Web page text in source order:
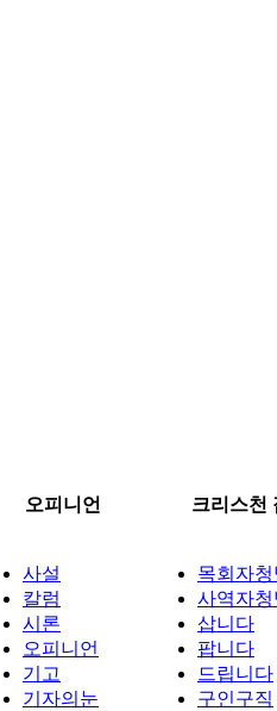
오피니언 크리스천
사설
칼럼
시론
오피니언
기고
기자의눈
목회자청
사역자청
삽니다
팝니다
드립니다
구인구직